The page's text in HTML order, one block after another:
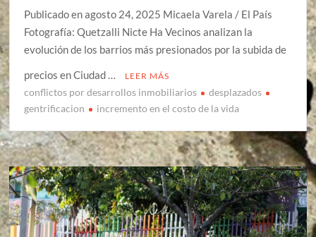
Publicado en agosto 24, 2025 Micaela Varela / El País
Fotografía: Quetzalli Nicte Ha Vecinos analizan la
evolución de los barrios más presionados por la subida de
precios en Ciudad …
LEER MÁS
conflictos por desarrollos inmobiliarios
desplazados
gentrificacion
incremento en el costo de la vida